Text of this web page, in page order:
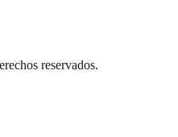
reservados.